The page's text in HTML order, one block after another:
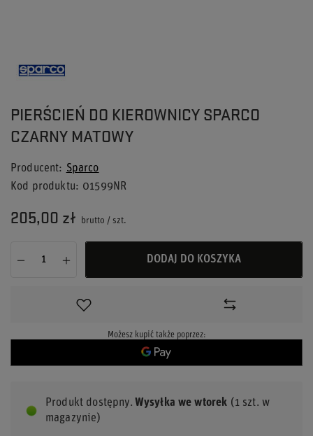
PIERŚCIEŃ DO KIEROWNICY SPARCO
CZARNY MATOWY
Producent
Sparco
Kod produktu
01599NR
205,00 zł brutto / szt.
DODAJ DO KOSZYKA
Możesz kupić także poprzez:
Produkt dostępny Wysyłkawe wtorek (1 szt. w
magazynie)